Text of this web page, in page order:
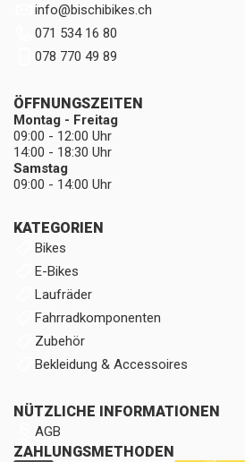
info@bischibikes.ch
071 534 16 80
078 770 49 89
KATEGORIEN
Bikes
E-Bikes
Laufräder
Fahrradkomponenten
Zubehör
Bekleidung & Accessoires
NÜTZLICHE INFORMATIONEN
AGB
ZAHLUNGSMETHODEN
ÖFFNUNGSZEITEN
Montag - Freitag
09:00 - 12:00 Uhr
14:00 - 18:30 Uhr
Samstag
09:00 - 14:00 Uhr